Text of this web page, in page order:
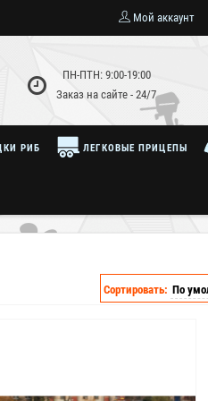
Мой аккаунт
ПН-ПТН: 9:00-19:00
Заказ на сайте - 24/7
РИБ ЛЕГКОВЫЕ ПРИЦЕПЫ
Сортировать: